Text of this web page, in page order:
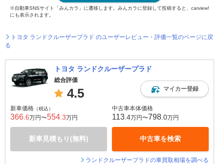
※自動車SNSサイト「みんカラ」に遷移します。みんカラに登録して投稿すると、carview!
にも表示されます。
トヨタ ランドクルーザープラド のユーザーレビュー・評価一覧のページに戻
る
トヨタ ランドクルーザープラド
総合評価
4.5 マイカー登録
新車価格 （税込）
366 .6万円〜554 .3万円
新車見積もり(無料)
中古車本体価格
113 .4万円〜798 .0万円
中古車を検索
ランドクルーザープラドの車買取相場を調べる